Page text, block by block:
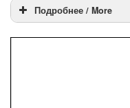
Подробнее / More